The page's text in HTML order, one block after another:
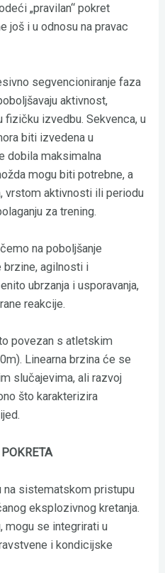
„pravilan“ pokret
još i u odnosu na pravac
segvencioniranje faza
aktivnost,
izvedbu. Sekvenca, u
biti izvedena u
dobila maksimalna
mogu biti potrebne, a
vrstom aktivnosti ili periodu
za trening.
na poboljšanje
brzine, agilnosti i
ubrzanja i usporavanja,
reakcije.
povezan s atletskim
Linearna brzina će se
slučajevima, ali razvoj
što karakterizira
na sistematskom pristupu
eksplozivnog kretanja.
mogu se integrirati u
i kondicijske